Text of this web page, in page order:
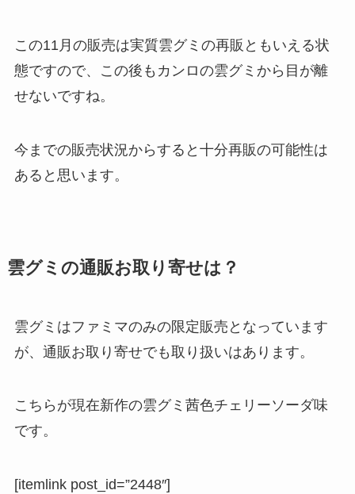
この11月の販売は実質雲グミの再販ともいえる状
態ですので、この後もカンロの雲グミから目が離
せないですね。
今までの販売状況からすると十分再販の可能性は
あると思います。
雲グミの通販お取り寄せは？
雲グミはファミマのみの限定販売となっています
が、通販お取り寄せでも取り扱いはあります。
こちらが現在新作の雲グミ茜色チェリーソーダ味
です。
[itemlink post_id=”2448″]